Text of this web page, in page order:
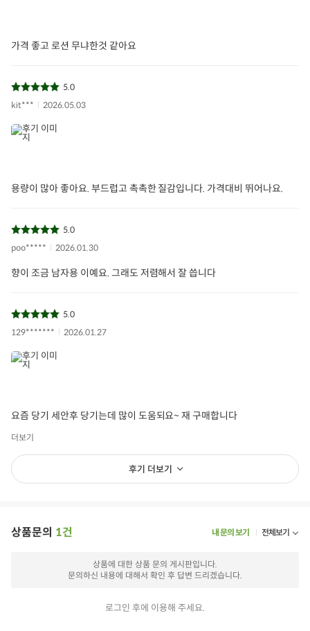
가격 좋고 로션 무냐한것 같아요
5.0
kit***
2026.05.03
용량이 많아 좋아요. 부드럽고 촉촉한 질감입니다. 가격대비 뛰어나요.
5.0
poo*****
2026.01.30
향이 조금 남자용 이예요. 그래도 저렴해서 잘 씁니다
5.0
129*******
2026.01.27
요즘 당기 세안후 당기는데 많이 도움되요~ 재 구매합니다
더보기
후기 더보기
상품문의 1건 내 문의 보기 전체보기
상품에 대한 상품 문의 게시판입니다.
문의하신 내용에 대해서 확인 후 답변 드리겠습니다.
로그인 후에 이용해 주세요.